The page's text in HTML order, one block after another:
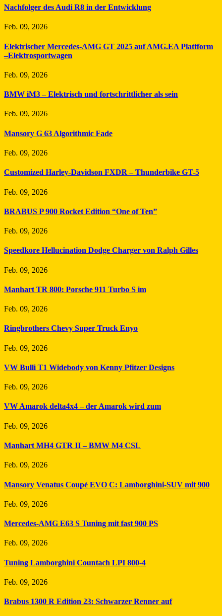
Nachfolger des Audi R8 in der Entwicklung
Feb. 09, 2026
Elektrischer Mercedes-AMG GT 2025 auf AMG.EA Plattform
–Elektrosportwagen
Feb. 09, 2026
BMW iM3 – Elektrisch und fortschrittlicher als sein
Feb. 09, 2026
Mansory G 63 Algorithmic Fade
Feb. 09, 2026
Customized Harley-Davidson FXDR – Thunderbike GT-5
Feb. 09, 2026
BRABUS P 900 Rocket Edition “One of Ten”
Feb. 09, 2026
Speedkore Hellucination Dodge Charger von Ralph Gilles
Feb. 09, 2026
Manhart TR 800: Porsche 911 Turbo S im
Feb. 09, 2026
Ringbrothers Chevy Super Truck Enyo
Feb. 09, 2026
VW Bulli T1 Widebody von Kenny Pfitzer Designs
Feb. 09, 2026
VW Amarok delta4x4 – der Amarok wird zum
Feb. 09, 2026
Manhart MH4 GTR II – BMW M4 CSL
Feb. 09, 2026
Mansory Venatus Coupé EVO C: Lamborghini-SUV mit 900
Feb. 09, 2026
Mercedes-AMG E63 S Tuning mit fast 900 PS
Feb. 09, 2026
Tuning Lamborghini Countach LPI 800-4
Feb. 09, 2026
Brabus 1300 R Edition 23: Schwarzer Renner auf